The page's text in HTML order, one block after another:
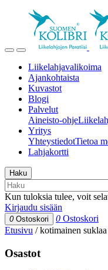
Liikelahjavalikoima
Ajankohtaista
Kuvastot
Blogi
Palvelut
Aineisto-ohje
Yritys
YhteystiedotTietoa
Lahjakortti
Haku
Kun tuloksia tulee, voit
Kirjaudu sisään
0 Ostoskori 0 Ostoskori
Etusivu /kotimainen suklaa
Osastot